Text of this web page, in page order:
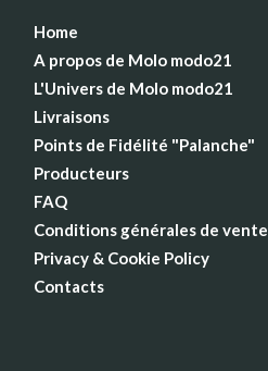
Home
A propos de Molo modo21
L'Univers de Molo modo21
Livraisons
Points de Fidélité "Palanche"
Producteurs
FAQ
Conditions générales de vente
Privacy & Cookie Policy
Contacts